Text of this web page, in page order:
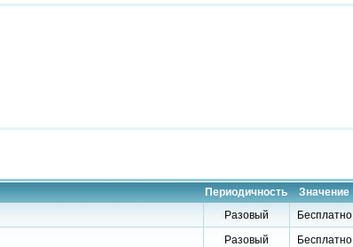
Периодичность
Значение
Разовый
Бесплатно
Разовый Бесплатно